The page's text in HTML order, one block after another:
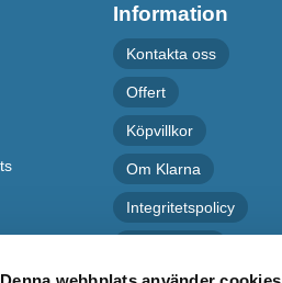
Information
Kontakta oss
Offert
Köpvillkor
Om Klarna
Integritetspolicy